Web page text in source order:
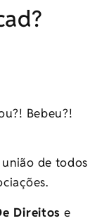
Bebeu?!
união de todos
Direitos e